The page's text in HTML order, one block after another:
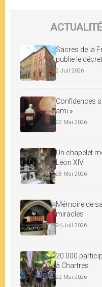
Sacres de la
publie le
2 Juil 2026
Confidences
ami »
22 Mai 2026
Un chapelet
Léon XIV
28 Mai 2026
Mémoire de
miracles
24 Juil 2026
20 000
à Chartres
22 Mai 2026